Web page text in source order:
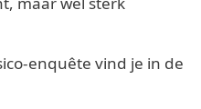
enquête vind je in de